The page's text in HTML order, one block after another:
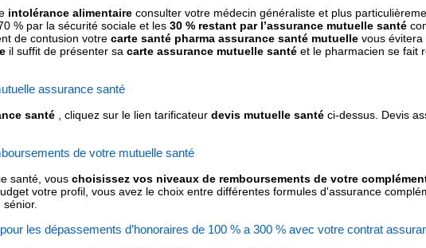
intolérance alimentaire consulter votre médecin généraliste et plus
% par la sécurité sociale et les 30 % restant par l’assurance mutuelle santé
de contusion votre carte santé pharma assurance santé mutuelle vous évitera
il suffit de présenter sa carte assurance mutuelle santé et le pharmacien se fait
assurance santé
santé , cliquez sur le lien tarificateur devis mutuelle santé ci-dessus. Devis
de votre mutuelle santé
santé, vous choisissez vos niveaux de remboursements de votre
votre profil, vous avez le choix entre différentes formules d'assurance
les dépassements d’honoraires de 100 % a 300 % avec votre contrat